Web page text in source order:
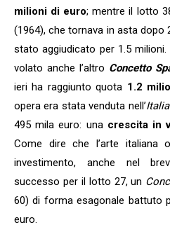
milioni di euro; mentre il lotto
(1964), che tornava in asta dopo
stato aggiudicato per 1.5
volato anche l’altro Concetto
ieri ha raggiunto quota 1.2
opera era stata venduta nell’
495 mila euro: una crescita in
Come dire che l’arte italiana
investimento, anche nel
successo per il lotto 27, un
60) di forma esagonale battuto
euro.